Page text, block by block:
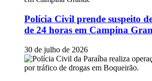
Polícia Civil prende suspeito
de 24 horas em Campina
30 de julho de 2026